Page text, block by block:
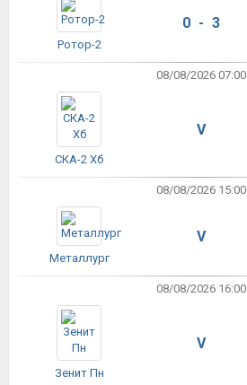
Ротор-2
0 - 3
08/08/2026 07:00
СКА-2 Хб
V
08/08/2026 15:00
Металлург
V
08/08/2026 16:00
Зенит Пн
V